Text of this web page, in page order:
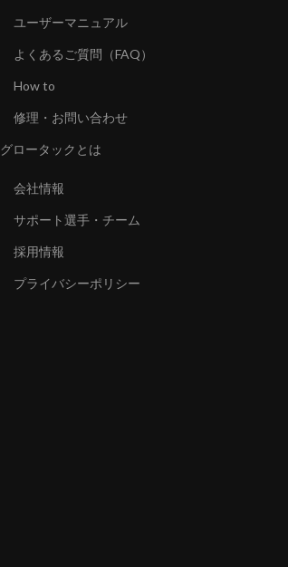
ユーザーマニュアル
よくあるご質問（FAQ）
How to
修理・お問い合わせ
グロータックとは
会社情報
サポート選手・チーム
採用情報
プライバシーポリシー